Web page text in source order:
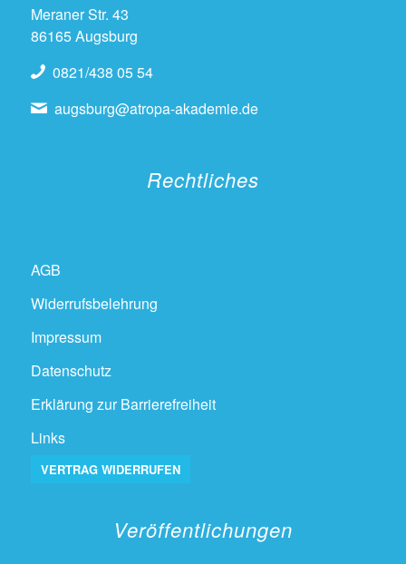
Meraner Str. 43
86165 Augsburg
0821/438 05 54
augsburg@atropa-akademie.de
Rechtliches
AGB
Widerrufsbelehrung
Impressum
Datenschutz
Erklärung zur Barrierefreiheit
Links
VERTRAG WIDERRUFEN
Veröffentlichungen